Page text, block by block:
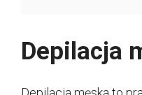
Depilacja